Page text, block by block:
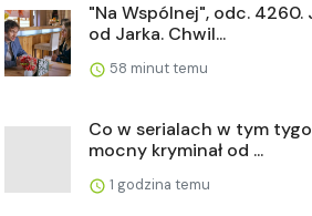
"Na Wspólnej", odc.
od Jarka. Chwil...
58 minut temu
Co w serialach w tym
mocny kryminał od ...
1 godzina temu